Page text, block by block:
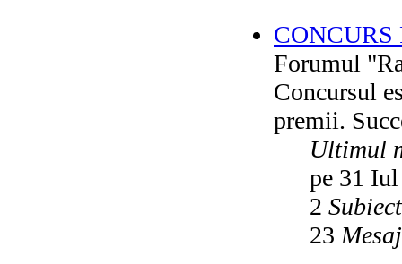
Forumul
Concursul
premii.
Ultimul
pe 31
2
23